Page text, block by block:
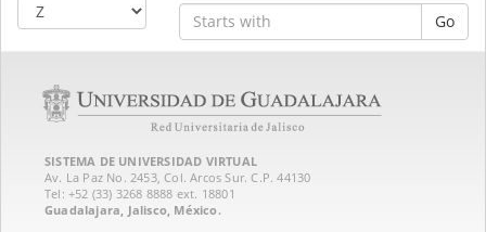
Go
SISTEMA DE UNIVERSIDAD VIRTUAL
Av. La Paz No. 2453, Col. Arcos Sur. C.P. 44130
Tel: +52 (33) 3268 8888‏ ext. 18801
Guadalajara, Jalisco, México.